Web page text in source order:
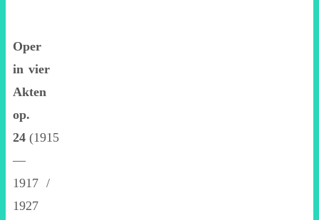
Oper
in vier
Akten
op.
24 (1915
—
1917 /
1927